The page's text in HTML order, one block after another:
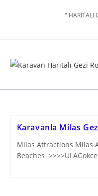
" HARİTALI
Karavanla Milas
Milas Attractions Milas
Beaches